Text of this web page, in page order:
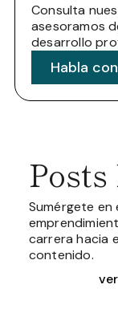
Consulta
asesoramos
desarrollo
Habla
Sumérgete en
carrera hacia
contenido.